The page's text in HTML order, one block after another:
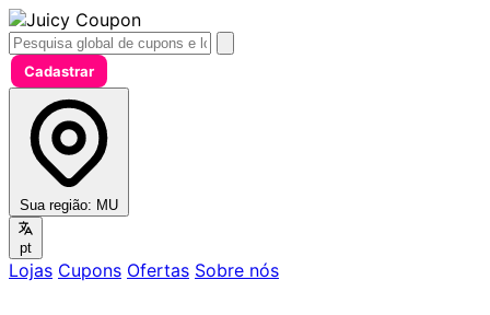
Cadastrar
Sua região: MU
pt
Lojas Cupons Ofertas Sobre nós